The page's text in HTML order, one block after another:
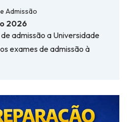
Admissão
2026
admissão a Universidade
exames de admissão à